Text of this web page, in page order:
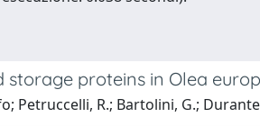
storage proteins in Olea
Petruccelli, R.; Bartolini, G.;